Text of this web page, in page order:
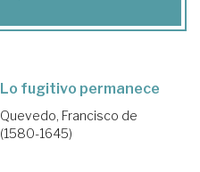
Lo fugitivo permanece
Quevedo, Francisco de
(1580-1645)